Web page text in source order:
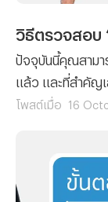
ปัจจุบันนี้คุณสามา
แล้ว และที่สำคัญเ
24 ชั่วโมง โดยที่ไ
โพสต์เมื่อ 16